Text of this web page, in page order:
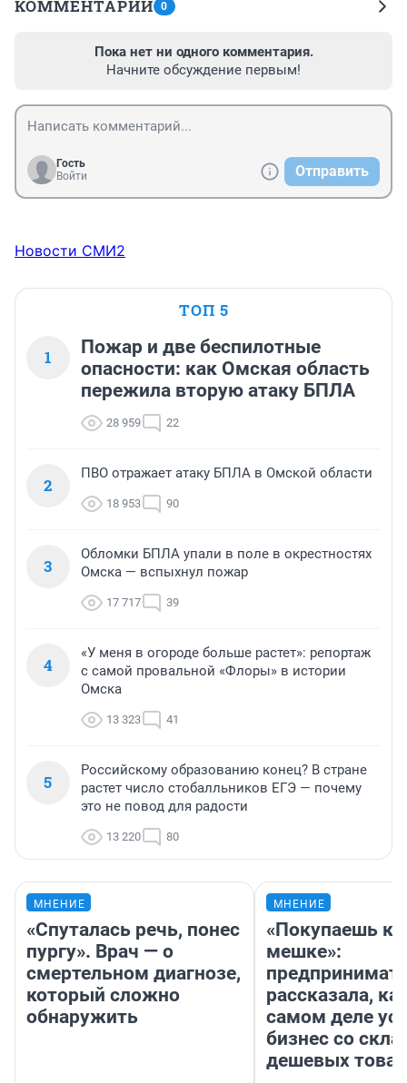
КОММЕНТАРИИ 0
Пока нет ни одного комментария.
Начните обсуждение первым!
Гость
Войти
Отправить
Новости СМИ2
ТОП 5
1
Пожар и две беспилотные
опасности: как Омская область
пережила вторую атаку БПЛА
28 959 22
2
ПВО отражает атаку БПЛА в Омской области
18 953 90
3
Обломки БПЛА упали в поле в окрестностях
Омска — вспыхнул пожар
17 717 39
4
«У меня в огороде больше растет»: репортаж
с самой провальной «Флоры» в истории
Омска
13 323 41
5
Российскому образованию конец? В стране
растет число стобалльников ЕГЭ — почему
это не повод для радости
13 220 80
МНЕНИЕ
«Спуталась речь, понес
пургу». Врач — о
смертельном диагнозе,
который сложно
обнаружить
МНЕНИЕ
«Покупаешь
мешке»:
рассказала,
самом деле
бизнес со
дешевых